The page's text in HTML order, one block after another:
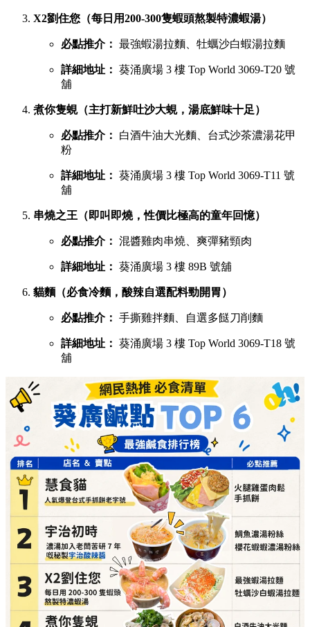
X2劉住您（每日用200-300隻蝦頭熬製特濃蝦湯）
必點推介： 最強蝦湯拉麵、牡蠣沙白蝦湯拉麵
詳細地址： 葵涌廣場 3 樓 Top World 3069-T20 號
舖
煮你隻蜆（主打新鮮吐沙大蜆，湯底鮮味十足）
必點推介：
白酒牛油大光麵、台式沙茶濃湯花甲
粉
詳細地址： 葵涌廣場 3 樓 Top World 3069-T11 號
舖
串燒之王（即叫即燒，性價比極高的童年回憶）
必點推介： 混醬雞肉串燒、爽彈豬頸肉
詳細地址： 葵涌廣場 3 樓 89B 號舖
貓麵（必食冷麵，酸辣自選配料勁開胃）
必點推介： 手撕雞拌麵、自選多餸刀削麵
詳細地址： 葵涌廣場 3 樓 Top World 3069-T18 號
舖